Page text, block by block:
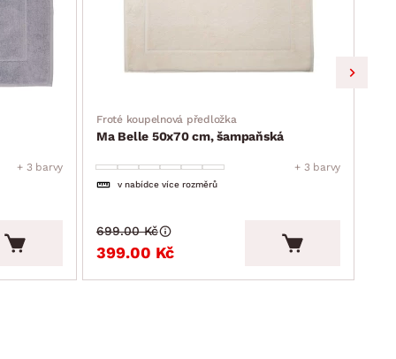
+ 3 barvy
Froté koupelnová předložka
Ma Belle 50x70 cm, šampaňská
+ 3 barvy
v nabídce více rozměrů
399.00 Kč
699.00 Kč